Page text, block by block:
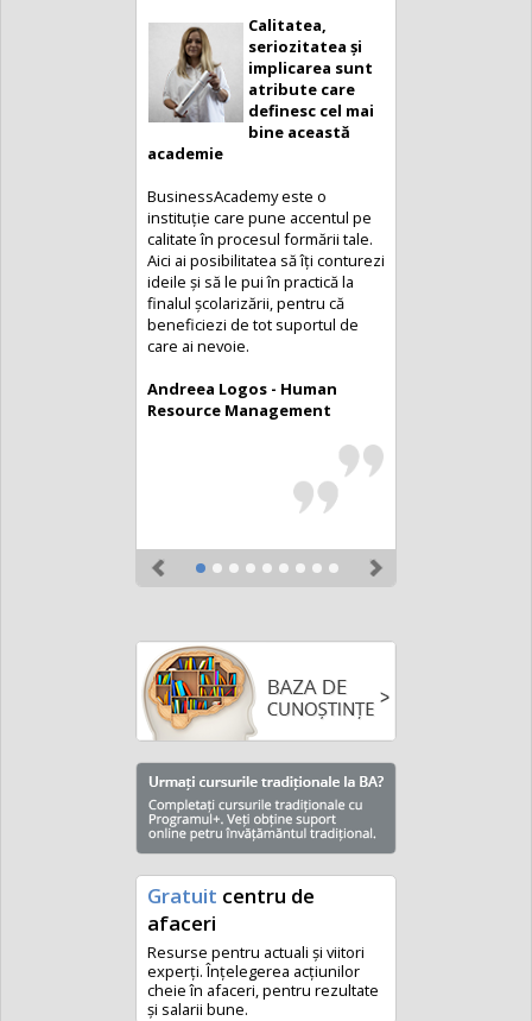
Calitatea,
seriozitatea și
implicarea sunt
atribute care
definesc cel mai
bine această
academie
BusinessAcademy este o
instituție care pune accentul pe
calitate în procesul formării tale.
Aici ai posibilitatea să îți conturezi
ideile și să le pui în practică la
finalul școlarizării, pentru că
beneficiezi de tot suportul de
care ai nevoie.
Andreea Logos - Human
Resource Management
Gratuit centru de
afaceri
Resurse pentru actuali și viitori
experți. Înțelegerea acțiunilor
cheie în afaceri, pentru rezultate
și salarii bune.